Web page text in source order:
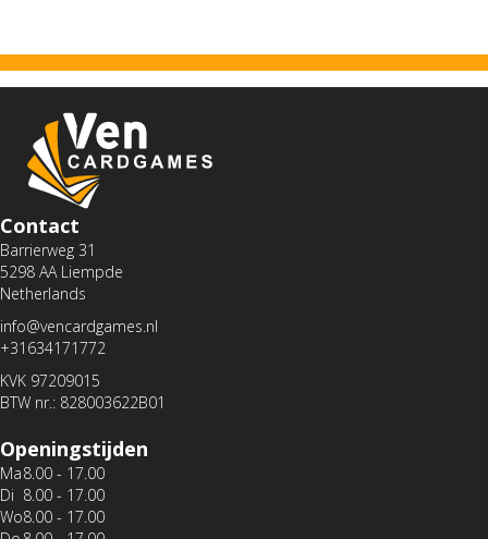
Contact
Barrierweg 31
5298 AA Liempde
Netherlands
info@vencardgames.nl
+31634171772
KVK 97209015
BTW nr.: 828003622B01
Openingstijden
Ma
Di
Wo
8.00 - 17.00
8.00 - 17.00
8.00 - 17.00